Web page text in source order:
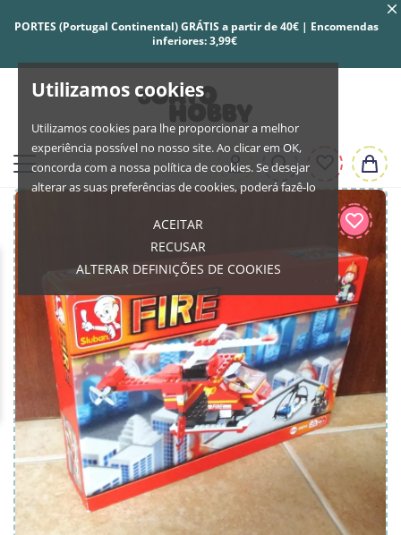
Utilizamos cookies
Utilizamos cookies para lhe proporcionar a melhor
experiência possível no nosso site. Ao clicar em OK,
concorda com a nossa política de cookies. Se desejar
alterar as suas preferências de cookies, poderá fazê-lo
ACEITAR
RECUSAR
ALTERAR DEFINIÇÕES DE COOKIES
PORTES (Portugal Continental) GRÁTIS a partir de 40€ | Encomendas
inferiores: 3,99€